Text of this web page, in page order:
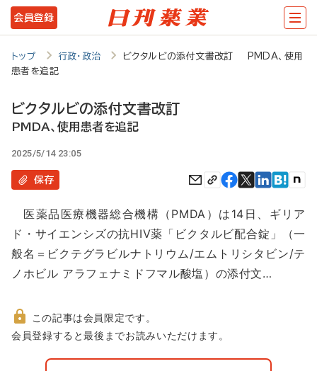
メ
イ
コ
ツ
に
会員登録
トップ 行政・政治
ビクタルビの添付文書改訂 PMDA、使用
患者を追記
ビクタルビの添付文書改訂
PMDA、使用患者を追記
2025/5/14 23:05
保存
医薬品医療機器総合機構（PMDA）は14日、ギリア
ド・サイエンシズの抗HIV薬「ビクタルビ配合錠」（一
般名＝ビクテグラビルナトリウム/エムトリシタビン/テ
ノホビル アラフェナミドフマル酸塩）の添付文…
非
この記事は会員限定です。
会員登録すると最後までお読みいただけます。